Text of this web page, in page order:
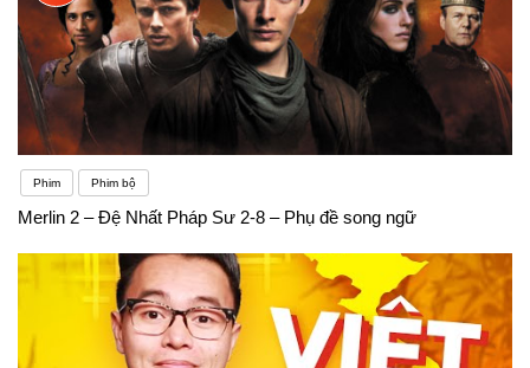
Phim Phim bộ
Merlin 2 – Đệ Nhất Pháp Sư 2-8 – Phụ đề song ngữ